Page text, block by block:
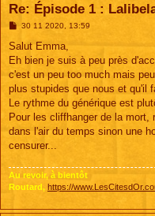
Re: Épisode 1 :
M
s
a
g
30 11 2020, 13:59
Salut Emma,
Eh bien je suis à peu près
c'est un peu too much mais
plus stupides que nous et qu'il
Le rythme du générique est
Pour les cliffhanger de la
dans l'air du temps sinon une
censurer...
Au revoir, à bientôt
Routard, https://